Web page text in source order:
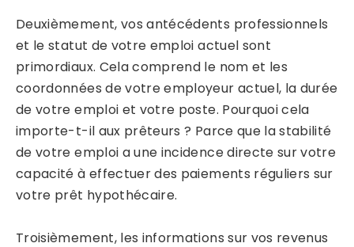
Deuxièmement, vos antécédents professionnels
et le statut de votre emploi actuel sont
primordiaux. Cela comprend le nom et les
coordonnées de votre employeur actuel, la durée
de votre emploi et votre poste. Pourquoi cela
importe-t-il aux prêteurs ? Parce que la stabilité
de votre emploi a une incidence directe sur votre
capacité à effectuer des paiements réguliers sur
votre prêt hypothécaire.
Troisièmement, les informations sur vos revenus